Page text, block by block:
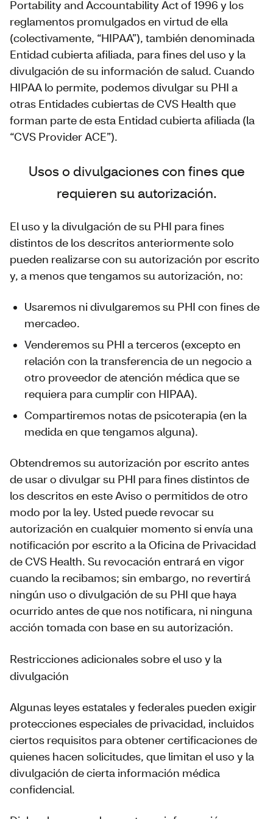
Portability and Accountability Act of 1996 y los
reglamentos promulgados en virtud de ella
(colectivamente, “HIPAA”), también denominada
Entidad cubierta afiliada, para fines del uso y la
divulgación de su información de salud. Cuando
HIPAA lo permite, podemos divulgar su PHI a
otras Entidades cubiertas de CVS Health que
forman parte de esta Entidad cubierta afiliada (la
“CVS Provider ACE”).
Usos o divulgaciones con fines que
requieren su autorización.
El uso y la divulgación de su PHI para fines
distintos de los descritos anteriormente solo
pueden realizarse con su autorización por escrito
y, a menos que tengamos su autorización, no:
Usaremos ni divulgaremos su PHI con fines de
mercadeo.
Venderemos su PHI a terceros (excepto en
relación con la transferencia de un negocio a
otro proveedor de atención médica que se
requiera para cumplir con HIPAA).
Compartiremos notas de psicoterapia (en la
medida en que tengamos alguna).
Obtendremos su autorización por escrito antes
de usar o divulgar su PHI para fines distintos de
los descritos en este Aviso o permitidos de otro
modo por la ley. Usted puede revocar su
autorización en cualquier momento si envía una
notificación por escrito a la Oficina de Privacidad
de CVS Health. Su revocación entrará en vigor
cuando la recibamos; sin embargo, no revertirá
ningún uso o divulgación de su PHI que haya
ocurrido antes de que nos notificara, ni ninguna
acción tomada con base en su autorización.
Restricciones adicionales sobre el uso y la
divulgación
Algunas leyes estatales y federales pueden exigir
protecciones especiales de privacidad, incluidos
ciertos requisitos para obtener certificaciones de
quienes hacen solicitudes, que limitan el uso y la
divulgación de cierta información médica
confidencial.